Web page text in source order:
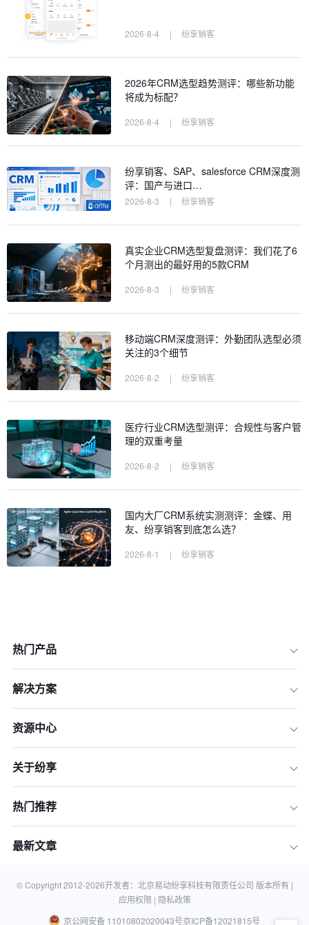
四、 选型指南：如何为企业选择最合适
五、 落地SOP：从0到1实施CRM线索
七、 在自动化时代重塑“人性化”销售
2026-8-4 | 纷享销客
2026年CRM选型趋势测评：哪些新功能
将成为标配？
2026-8-4 | 纷享销客
纷享销客、SAP、salesforce CRM深度测
评：国产与进口…
2026-8-3 | 纷享销客
真实企业CRM选型复盘测评：我们花了6
个月测出的最好用的5款CRM
2026-8-3 | 纷享销客
移动端CRM深度测评：外勤团队选型必须
关注的3个细节
2026-8-2 | 纷享销客
医疗行业CRM选型测评：合规性与客户管
理的双重考量
2026-8-2 | 纷享销客
国内大厂CRM系统实测测评：金蝶、用
友、纷享销客到底怎么选？
2026-8-1 | 纷享销客
热门产品
解决方案
资源中心
关于纷享
热门推荐
最新文章
© Copyright 2012-2026开发者：北京易动纷享科技有限责任公司 版本所有 |
应用权限 | 隐私政策
京公网安备 11010802020043号京ICP备12021815号